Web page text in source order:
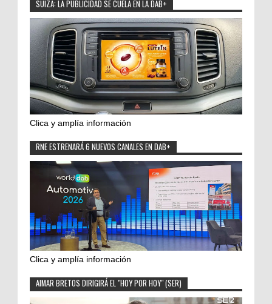
SUIZA: LA PUBLICIDAD SE CUELA EN LA DAB+
Clica y amplía información
RNE ESTRENARÁ 6 NUEVOS CANALES EN DAB+
Clica y amplía información
AIMAR BRETOS DIRIGIRÁ EL "HOY POR HOY" (SER)